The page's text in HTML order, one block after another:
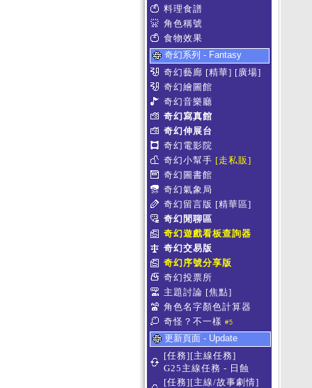
料理食譜
角色稱號
食物效果
奇幻系列 - Fantasy
奇幻藝廊 [精華] [廣場]
奇幻繪圖館
奇幻音樂廳
奇幻寫真館
奇幻伸展台
奇幻電影院
奇幻小幫手 [走私販]
奇幻圖書館
奇幻氣象局
奇幻留言版 [精華區]
奇幻閒聊區
奇幻遊戲看板查詢器
奇幻交易版
奇幻序號分享版
奇幻投票所
主題討論 [焦點]
角色名字顏色計算器
奇怪？不一樣 #5
更新頁面 - Update
[任務][主線任務]
G25主線任務 - 日蝕
[任務][主線/故事劇情]